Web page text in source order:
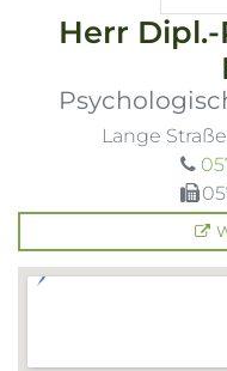
Herr
Lange